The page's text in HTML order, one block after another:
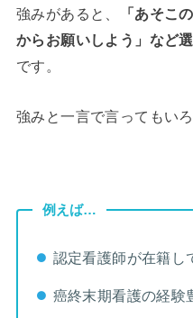
強みがあると、
「あそこ
からお願いしよう」など
です。
強みと一言で言ってもい
例えば…
認定看護師が在籍し
癌終末期看護の経験